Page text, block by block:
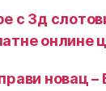
с 3д
онлине
новац –